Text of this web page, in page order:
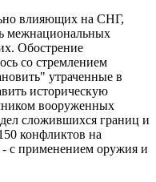
влияющих на СНГ,
межнациональных
Обострение
со стремлением
утраченные в
историческую
вооруженных
сложившихся границ и
конфликтов на
с применением оружия и